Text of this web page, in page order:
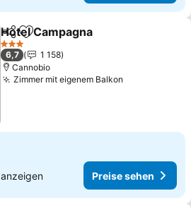
TeilenZu Favoriten hinzufügen
Hotel Campagna
3 Sterne
6,7
1 158
Cannobio
Zimmer mit eigenem Balkon
anzeigen Preise sehen